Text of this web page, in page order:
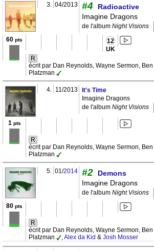
3. 04/2013 #4
Radioactive
Imagine Dragons
de l'album Night Visions
60 pts 12
UK
R
écrit par Dan Reynolds, Wayne Sermon, Ben
Platzman
4. 11/2013
It's Time
Imagine Dragons
de l'album Night Visions
1 pts
R
écrit par Dan Reynolds, Wayne Sermon, Ben
Platzman
5. 01/2014 #2
Demons
Imagine Dragons
de l'album Night Visions
80 pts
R
écrit par Dan Reynolds, Wayne Sermon, Ben
Platzman
,Alex da Kid & Josh Mosser